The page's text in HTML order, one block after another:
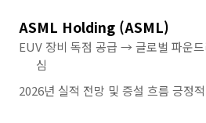
ASML Holding (ASML)
EUV 장비 독점 공급 → 글로벌 파운
심
2026년 실적 전망 및 증설 흐름 긍정